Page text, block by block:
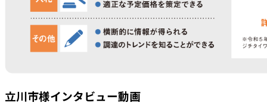
立川市様インタビュー動画